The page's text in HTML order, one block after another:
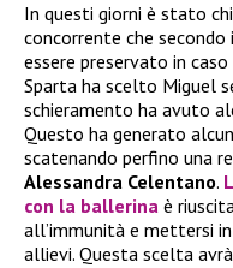
In questi giorni è stato
concorrente che
essere preservato in
Sparta ha scelto Miguel
schieramento ha avuto
Questo ha generato
scatenando perfino una
Alessandra Celentano.
con la ballerina è
all’immunità e mettersi
allievi. Questa scelta